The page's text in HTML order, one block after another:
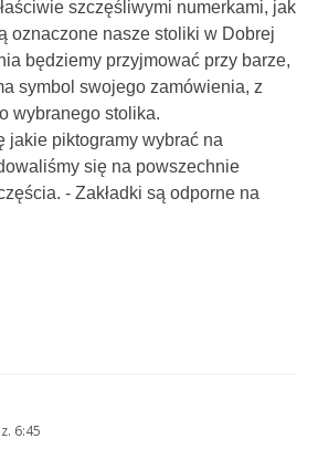
szczęśliwymi numerkami, jak
oznaczone nasze stoliki w Dobrej
będziemy przyjmować przy barze,
symbol swojego zamówienia, z
wybranego stolika.
jakie piktogramy wybrać na
się na powszechnie
- Zakładki są odporne na
6:45